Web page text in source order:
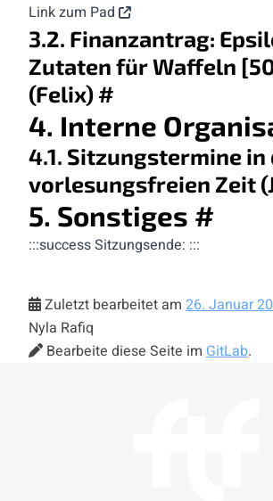
Link zum Pad
3.2. Finanzantrag:
Zutaten für Waffeln
(Felix) #
4. Interne
4.1. Sitzungstermine in
vorlesungsfreien Zeit
5. Sonstiges #
:::success Sitzungsende: :::
Zuletzt bearbeitet am 26. Januar
Nyla Rafiq
Bearbeite diese Seite im GitLab.